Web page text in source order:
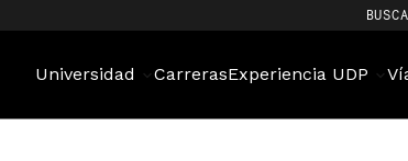
Universidad CarrerasExperiencia UDP